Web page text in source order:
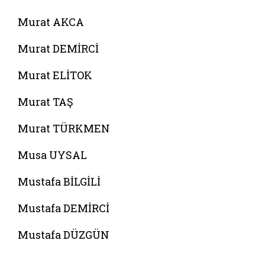
Murat AKCA
Murat DEMİRCİ
Murat ELİTOK
Murat TAŞ
Murat TÜRKMEN
Musa UYSAL
Mustafa BİLGİLİ
Mustafa DEMİRCİ
Mustafa DÜZGÜN